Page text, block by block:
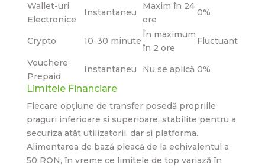
Wallet-uri
Electronice
Instantaneu
Maxim în 24
ore
0%
Crypto 10-30 minute
În maximum
în 2 ore
Fluctuant
Vouchere
Prepaid
Instantaneu Nu se aplică 0%
Limitele Financiare
Fiecare opțiune de transfer posedă propriile
praguri inferioare și superioare, stabilite pentru a
securiza atât utilizatorii, dar și platforma.
Alimentarea de bază pleacă de la echivalentul a
50 RON, în vreme ce limitele de top variază în